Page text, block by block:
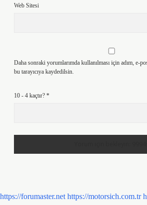
Web Sitesi
Daha sonraki yorumlarımda kullanılması için adım, e-
bu tarayıcıya kaydedilsin.
10 - 4 kaçtır? *
https://forumaster.net https://motorsich.com.tr